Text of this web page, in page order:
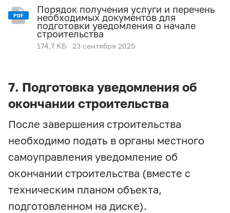
PDF
Порядок получения услуги и перечень
необходимых документов для
подготовки уведомления о начале
строительства
174,7 КБ 23 сентября 2025
7. Подготовка уведомления об
окончании строительства
После завершения строительства
необходимо подать в органы местного
самоуправления уведомление об
окончании строительства (вместе с
техническим планом объекта,
подготовленном на диске).